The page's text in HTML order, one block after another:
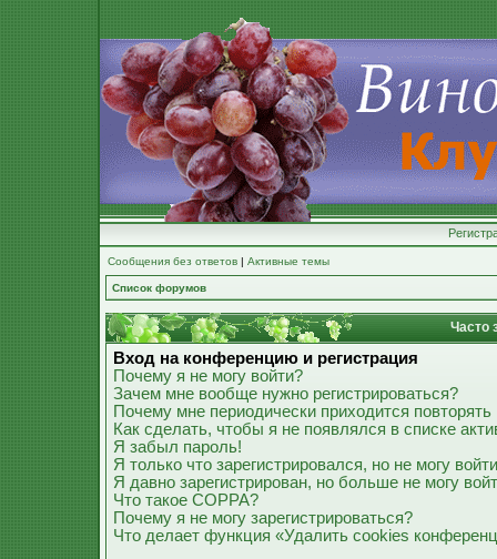
Сообщения без ответов | Активные темы
Список форумов
Часто
Вход на конференцию и регистрация
Почему я не могу войти?
Зачем мне вообще нужно регистрироваться?
Почему мне периодически приходится
Как сделать, чтобы я не появлялся в списке
Я забыл пароль!
Я только что зарегистрировался, но не могу
Я давно зарегистрирован, но больше не могу
Что такое COPPA?
Почему я не могу зарегистрироваться?
Что делает функция «Удалить cookies